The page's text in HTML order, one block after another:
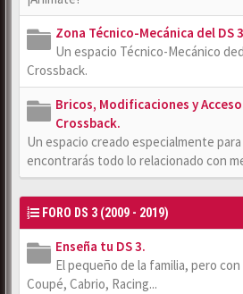
Zona Técnico-Mecánica del DS
Un espacio Técnico-Mecánico
Crossback.
Bricos, Modificaciones y
Crossback.
Un espacio creado especialmente
encontrarás todo lo relacionado con
FORO DS 3 (2009 - 2019)
Enseña tu DS 3.
El pequeño de la familia, pero
Coupé, Cabrio, Racing...